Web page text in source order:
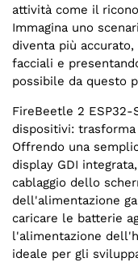
attività come il
Immagina uno
diventa più
facciali e
possibile da questo
FireBeetle 2
dispositivi:
Offrendo una
display GDI
cablaggio dello
dell'alimentazione
caricare le batterie
l'alimentazione
ideale per gli